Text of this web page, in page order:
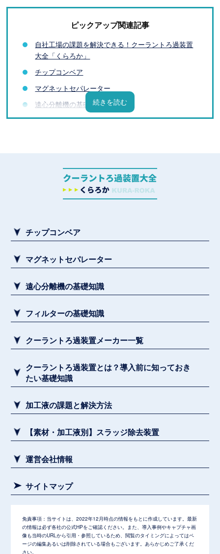
ピックアップ関連記事
自社工場の課題を解決できる！クーラントろ過装置
大全「くらろか」
チップコンベア
マグネットセパレーター
遠心分離機の基礎知識
フィルターの基礎知識
加工液の課題と解決方法
【素材・加工液別】スラッジ除去装置
チップコンベア
マグネットセパレーター
遠心分離機の基礎知識
フィルターの基礎知識
クーラントろ過装置メーカー一覧
クーラントろ過装置とは？導入前に知っておき
たい基礎知識
加工液の課題と解決方法
【素材・加工液別】スラッジ除去装置
運営会社情報
サイトマップ
免責事項： 当サイトは、2022年12月時点の情報をもとに作成しています。最新
の情報は必ず各社の公式HPをご確認ください。また、導入事例やキャプチャ画
像も当時のURLから引用・参照しているため、閲覧のタイミングによってはペ
ージの編集あるいは削除されている場合もございます。あらかじめご了承くだ
さい。